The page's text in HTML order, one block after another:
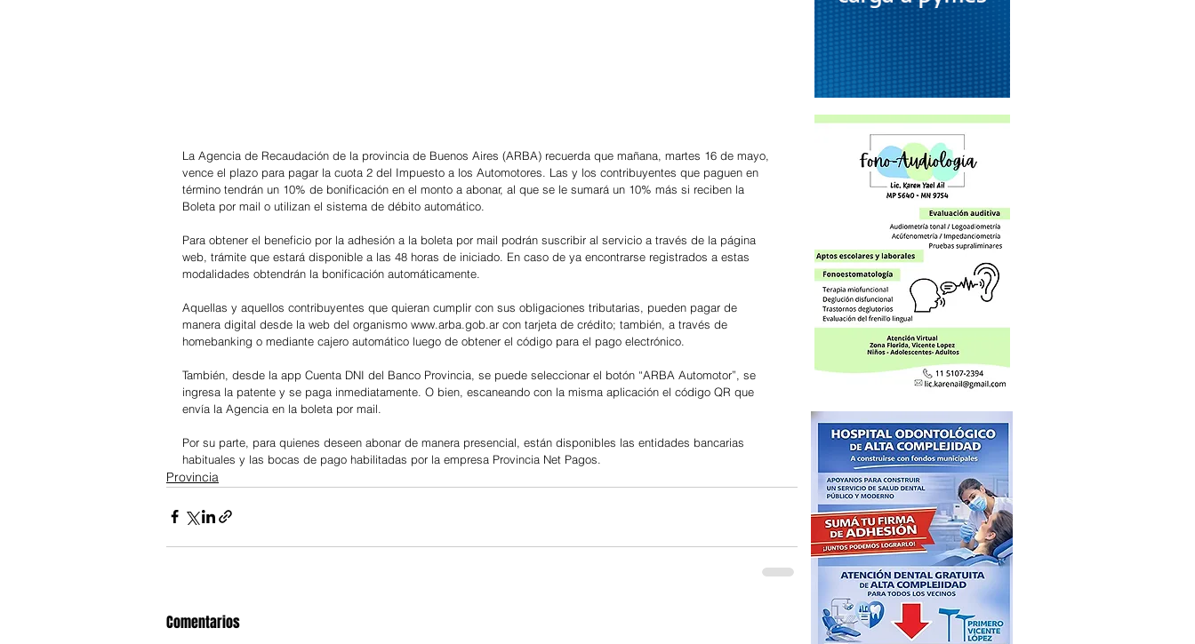
La Agencia de Recaudación de la provincia de Buenos Aires (ARBA) recuerda que mañana, martes 16 de mayo,
vence el plazo para pagar la cuota 2 del Impuesto a los Automotores. Las y los contribuyentes que paguen en
término tendrán un 10% de bonificación en el monto a abonar, al que se le sumará un 10% más si reciben la
Boleta por mail o utilizan el sistema de débito automático.
Para obtener el beneficio por la adhesión a la boleta por mail podrán suscribir al servicio a través de la página
web, trámite que estará disponible a las 48 horas de iniciado. En caso de ya encontrarse registrados a estas
modalidades obtendrán la bonificación automáticamente.
Aquellas y aquellos contribuyentes que quieran cumplir con sus obligaciones tributarias, pueden pagar de
manera digital desde la web del organismo www.arba.gob.ar con tarjeta de crédito; también, a través de
homebanking o mediante cajero automático luego de obtener el código para el pago electrónico.
También, desde la app Cuenta DNI del Banco Provincia, se puede seleccionar el botón “ARBA Automotor”, se
ingresa la patente y se paga inmediatamente. O bien, escaneando con la misma aplicación el código QR que
envía la Agencia en la boleta por mail.
Por su parte, para quienes deseen abonar de manera presencial, están disponibles las entidades bancarias
habituales y las bocas de pago habilitadas por la empresa Provincia Net Pagos.
Provincia
Comentarios